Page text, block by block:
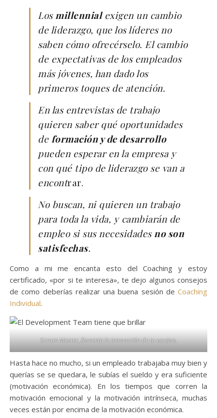
Los millennialexigen un cambio
de liderazgo, que los líderes no
saben cómo ofrecérselo. El cambio
de expectativas de los empleados
más jóvenes, han dado los
primeros toques de atención.
En las entrevistas de trabajo
quieren saber qué oportunidades
de formación y de desarrollo
pueden esperar en la empresa y
con qué tipo de liderazgo se van a
encontrar.
No buscan, ni quieren un trabajo
para toda la vida, y cambiarán de
empleo si sus necesidades no son
satisfechas.
Como a mi me encanta esto del Coaching y estoy
certificado, «por si te interesa», te dejo algunos consejos
de como deberías realizar una buena sesión de Coaching
Individual.
Scrum Master, fomenta la innovación de tu equipo.
Hasta hace no mucho, si un empleado trabajaba muy bien y
querías se se quedara, le subías el sueldo y era suficiente
(motivación económica). En los tiempos que corren la
motivación emocional y la motivación intrínseca, muchas
veces están por encima de la motivación económica.